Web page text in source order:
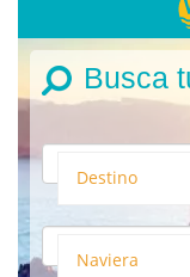
Busca
Destino
Naviera